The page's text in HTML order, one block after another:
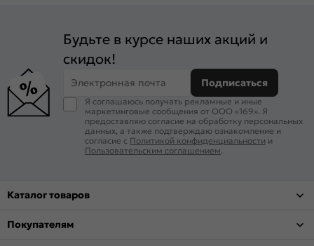
Будьте в курсе наших акций и
скидок!
Электронная почта Подписаться
Я соглашаюсь получать рекламные и иные
маркетинговые сообщения от ООО «169». Я
предоставляю согласие на обработку персональных
данных, а также подтверждаю ознакомление и
согласие с Политикой конфиденциальности и
Пользовательским соглашением
Каталог товаров
Покупателям